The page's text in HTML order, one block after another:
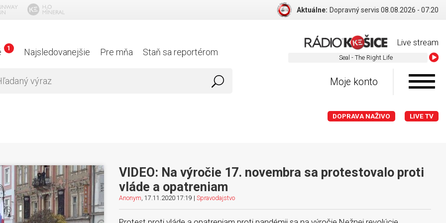
Aktuálne: Dopravný servis BA 08.08.2026 - 07:20
Live stream
Seal - The Right Life
1 Najsledovanejšie Pre mňa Staň sa reportérom
Moje konto
DOPRAVA NAŽIVO LIVE TV
VIDEO: Na výročie 17. novembra sa protestovalo proti
vláde a opatreniam
Anonym, 17.11.2020 17:19 | Spravodajstvo